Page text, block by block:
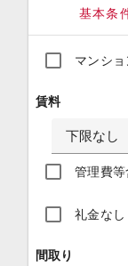
基本条
マンショ
賃料
下限なし
管理費等
礼金なし
間取り